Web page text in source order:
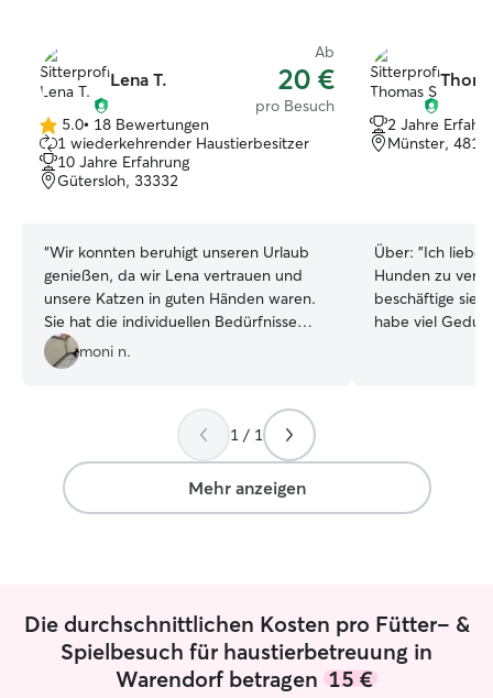
Lena T.
Ab
20 €
pro Besuch
5.0
von
5
Sternen
5.0• 18 Bewertungen
1 wiederkehrender Haustierbesitzer
10 Jahre Erfahrung
Gütersloh, 33332
“Wir konnten beruhigt unseren Urlaub
genießen, da wir Lena vertrauen und
unsere Katzen in guten Händen waren.
Sie hat die individuellen Bedürfnisse
unserer Katzen und in unserem Haushalt
super berücksichtigt und alles super
wieder buchen, wenn wir eine
Tierbetreuung brauchen.
moni n.
2 Jahre
Münster,
Über: "Ich liebe
Hunden zu
beschäftige sie
habe viel
Ich erzähle
ruhiger
vollkommen
die
Zeitplan völlig
sowohl unter
Wochenenden
1 / 1
Mehr anzeigen
Die durchschnittlichen Kosten pro Fütter- &
Spielbesuch für haustierbetreuung in
Warendorf betragen 15 €